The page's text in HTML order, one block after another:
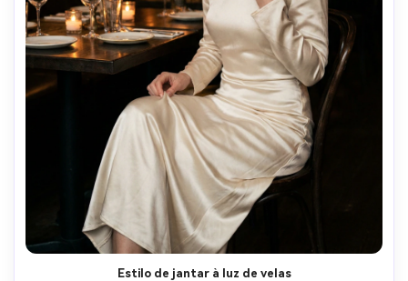
Estilo de jantar à luz de velas